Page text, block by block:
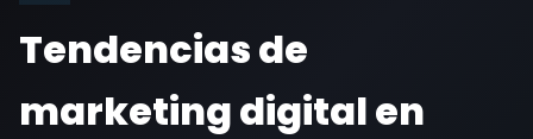
Tendencias de
marketing digital en